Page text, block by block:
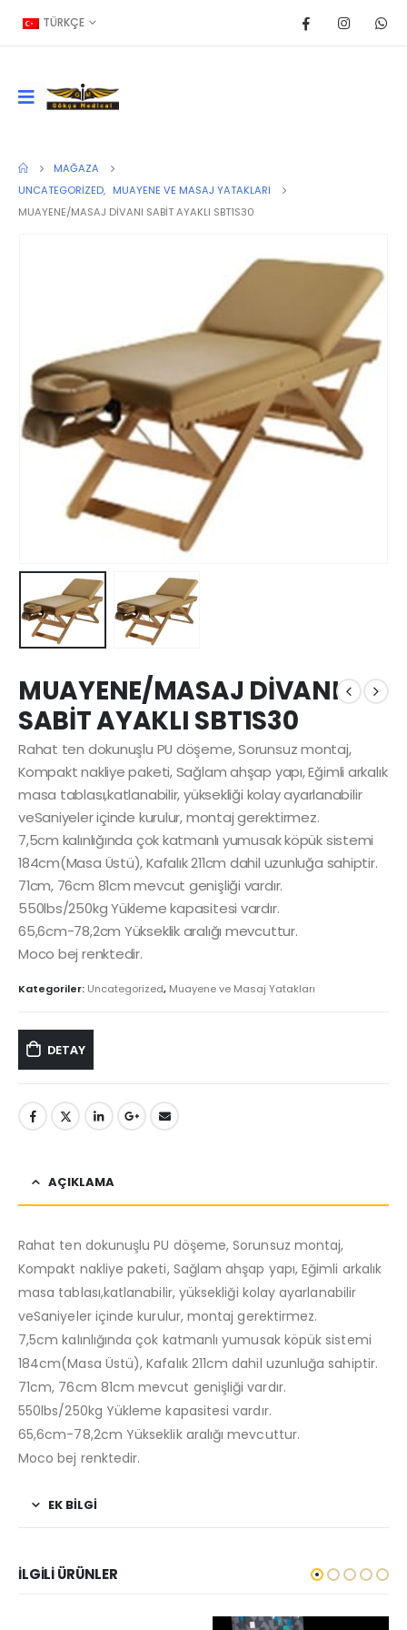
TÜRKÇE
MAĞAZA
UNCATEGORIZED, MUAYENE VE MASAJ YATAKLARI
MUAYENE/MASAJ DİVANI SABİT AYAKLI SBT1S30
MUAYENE/MASAJ DİVANI
SABİT AYAKLI SBT1S30
Rahat ten dokunuşlu PU döşeme, Sorunsuz montaj,
Kompakt nakliye paketi, Sağlam ahşap yapı, Eğimli arkalık
masa tablası,katlanabilir, yüksekliği kolay ayarlanabilir
veSaniyeler içinde kurulur, montaj gerektirmez.
7,5cm kalınlığında çok katmanlı yumusak köpük sistemi
184cm(Masa Üstü), Kafalık 211cm dahil uzunluğa sahiptir.
71cm, 76cm 81cm mevcut genişliği vardır.
550lbs/250kg Yükleme kapasitesi vardır.
65,6cm-78,2cm Yükseklik aralığı mevcuttur.
Moco bej renktedir.
Kategoriler: Uncategorized, Muayene ve Masaj Yatakları
DETAY
AÇIKLAMA
Rahat ten dokunuşlu PU döşeme, Sorunsuz montaj,
Kompakt nakliye paketi, Sağlam ahşap yapı, Eğimli arkalık
masa tablası,katlanabilir, yüksekliği kolay ayarlanabilir
veSaniyeler içinde kurulur, montaj gerektirmez.
7,5cm kalınlığında çok katmanlı yumusak köpük sistemi
184cm(Masa Üstü), Kafalık 211cm dahil uzunluğa sahiptir.
71cm, 76cm 81cm mevcut genişliği vardır.
550lbs/250kg Yükleme kapasitesi vardır.
65,6cm-78,2cm Yükseklik aralığı mevcuttur.
Moco bej renktedir.
EK BILGI
İLGILI ÜRÜNLER